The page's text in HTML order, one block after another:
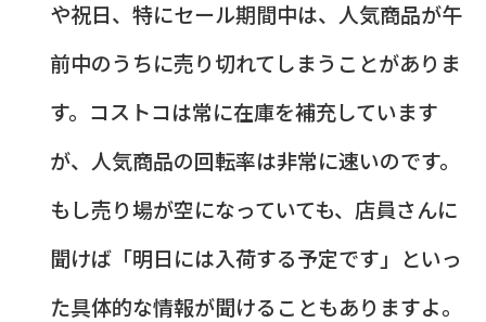
や祝日、特にセール期間中は、人気商品が午
前中のうちに売り切れてしまうことがありま
す。コストコは常に在庫を補充しています
が、人気商品の回転率は非常に速いのです。
もし売り場が空になっていても、店員さんに
聞けば「明日には入荷する予定です」といっ
た具体的な情報が聞けることもありますよ。